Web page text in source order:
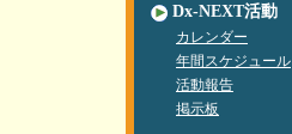
Dx-NEXT活動
カレンダー
年間スケジュール
活動報告
掲示板